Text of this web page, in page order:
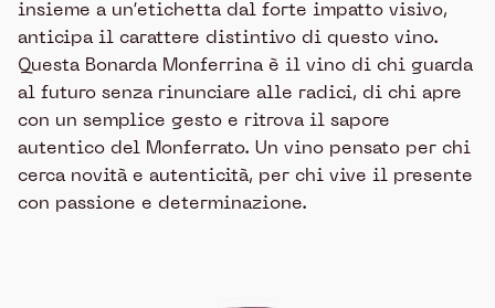
insieme a un’etichetta dal forte impatto visivo,
anticipa il carattere distintivo di questo vino.
Questa Bonarda Monferrina è il vino di chi guarda
al futuro senza rinunciare alle radici, di chi apre
con un semplice gesto e ritrova il sapore
autentico del Monferrato. Un vino pensato per chi
cerca novità e autenticità, per chi vive il presente
con passione e determinazione.